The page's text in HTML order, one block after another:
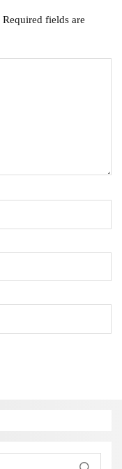
Required fields are